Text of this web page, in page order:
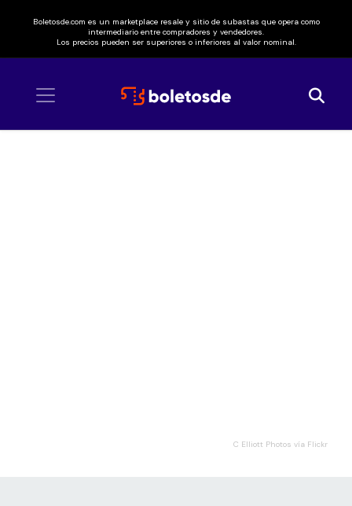
Boletosde.com es un marketplace resale y sitio de subastas que opera como
intermediario entre compradores y vendedores.
Los precios pueden ser superiores o inferiores al valor nominal.
C Elliott Photos vía Flickr